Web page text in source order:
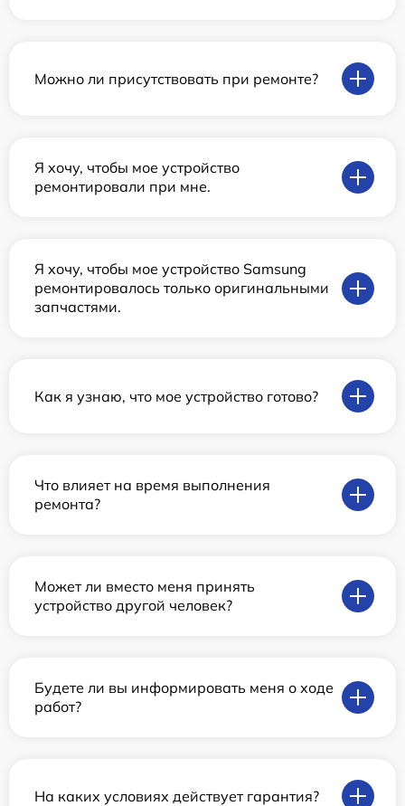
Можно ли присутствовать при ремонте?
Я хочу, чтобы мое устройство
ремонтировали при мне.
Я хочу, чтобы мое устройство Samsung
ремонтировалось только оригинальными
запчастями.
Как я узнаю, что мое устройство готово?
Что влияет на время выполнения
ремонта?
Может ли вместо меня принять
устройство другой человек?
Будете ли вы информировать меня о ходе
работ?
На каких условиях действует гарантия?